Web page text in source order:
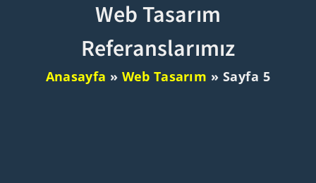
Web Tasarım
Referanslarımız
Anasayfa » Web Tasarım » Sayfa 5